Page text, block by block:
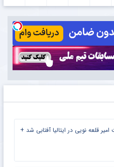
قلعه نویی در ایتالیا آفتابی شد +